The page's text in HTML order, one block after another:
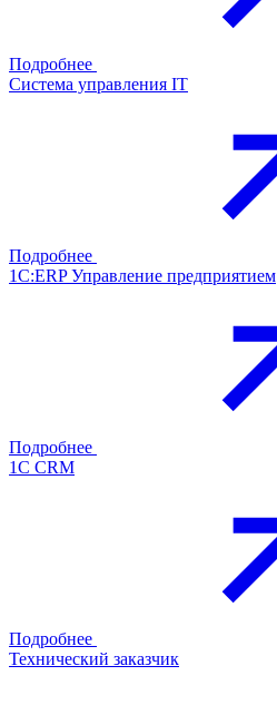
Подробнее
Система управления IT
Подробнее
1С:ERP Управление предприятием
Подробнее
1С CRM
Подробнее
Технический заказчик